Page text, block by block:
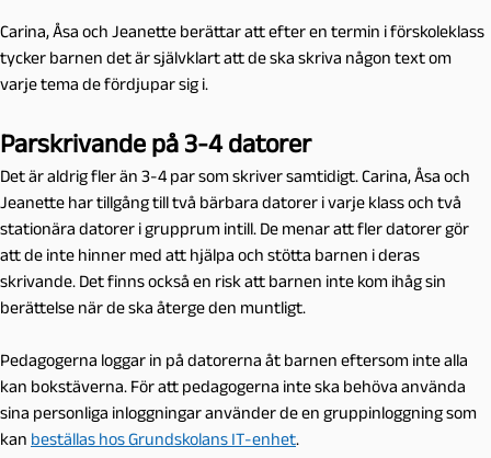
Carina, Åsa och Jeanette berättar att efter en termin i förskoleklass
tycker barnen det är självklart att de ska skriva någon text om
varje tema de fördjupar sig i.
Parskrivande på 3-4 datorer
Det är aldrig fler än 3-4 par som skriver samtidigt. Carina, Åsa och
Jeanette har tillgång till två bärbara datorer i varje klass och två
stationära datorer i grupprum intill. De menar att fler datorer gör
att de inte hinner med att hjälpa och stötta barnen i deras
skrivande. Det finns också en risk att barnen inte kom ihåg sin
berättelse när de ska återge den muntligt.
Pedagogerna loggar in på datorerna åt barnen eftersom inte alla
kan bokstäverna. För att pedagogerna inte ska behöva använda
sina personliga inloggningar använder de en gruppinloggning som
kan beställas hos Grundskolans IT-enhet.